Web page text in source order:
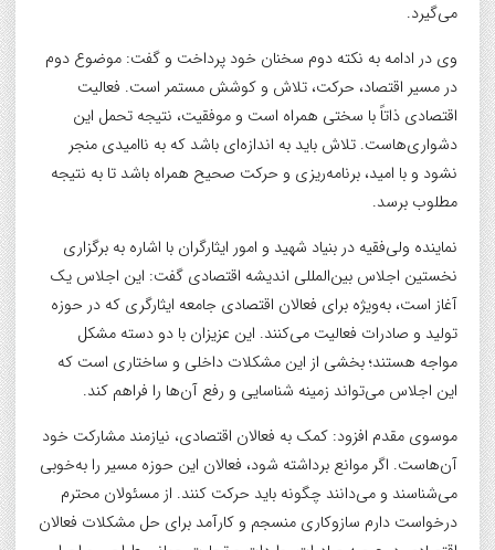
می‌گیرد.
وی در ادامه به نکته دوم سخنان خود پرداخت و گفت: موضوع دوم
در مسیر اقتصاد، حرکت، تلاش و کوشش مستمر است. فعالیت
اقتصادی ذاتاً با سختی همراه است و موفقیت، نتیجه تحمل این
دشواری‌هاست. تلاش باید به اندازه‌ای باشد که به ناامیدی منجر
نشود و با امید، برنامه‌ریزی و حرکت صحیح همراه باشد تا به نتیجه
مطلوب برسد.
نماینده ولی‌فقیه در بنیاد شهید و امور ایثارگران با اشاره به برگزاری
نخستین اجلاس بین‌المللی اندیشه اقتصادی گفت: این اجلاس یک
آغاز است، به‌ویژه برای فعالان اقتصادی جامعه ایثارگری که در حوزه
تولید و صادرات فعالیت می‌کنند. این عزیزان با دو دسته مشکل
مواجه هستند؛ بخشی از این مشکلات داخلی و ساختاری است که
این اجلاس می‌تواند زمینه شناسایی و رفع آن‌ها را فراهم کند.
موسوی مقدم افزود: کمک به فعالان اقتصادی، نیازمند مشارکت خود
آن‌هاست. اگر موانع برداشته شود، فعالان این حوزه مسیر را به‌خوبی
می‌شناسند و می‌دانند چگونه باید حرکت کنند. از مسئولان محترم
درخواست دارم سازوکاری منسجم و کارآمد برای حل مشکلات فعالان